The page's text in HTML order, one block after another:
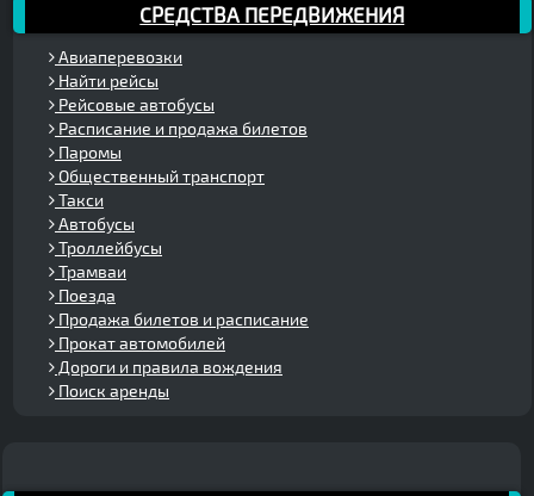
СРЕДСТВА ПЕРЕДВИЖЕНИЯ
Авиаперевозки
Найти рейсы
Рейсовые автобусы
Расписание и продажа билетов
Паромы
Общественный транспорт
Такси
Автобусы
Троллейбусы
Трамваи
Поезда
Продажа билетов и расписание
Прокат автомобилей
Дороги и правила вождения
Поиск аренды